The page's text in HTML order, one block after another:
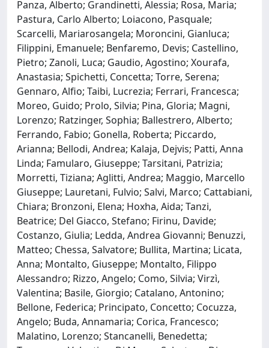
Panza, Alberto; Grandinetti, Alessia; Rosa, Maria;
Pastura, Carlo Alberto; Loiacono, Pasquale;
Scarcelli, Mariarosangela; Moroncini, Gianluca;
Filippini, Emanuele; Benfaremo, Devis; Castellino,
Pietro; Zanoli, Luca; Gaudio, Agostino; Xourafa,
Anastasia; Spichetti, Concetta; Torre, Serena;
Gennaro, Alfio; Taibi, Lucrezia; Ferrari, Francesca;
Moreo, Guido; Prolo, Silvia; Pina, Gloria; Magni,
Lorenzo; Ratzinger, Sophia; Ballestrero, Alberto;
Ferrando, Fabio; Gonella, Roberta; Piccardo,
Arianna; Bellodi, Andrea; Kalaja, Dejvis; Patti, Anna
Linda; Famularo, Giuseppe; Tarsitani, Patrizia;
Morretti, Tiziana; Aglitti, Andrea; Maggio, Marcello
Giuseppe; Lauretani, Fulvio; Salvi, Marco; Cattabiani,
Chiara; Bronzoni, Elena; Hoxha, Aida; Tanzi,
Beatrice; Del Giacco, Stefano; Firinu, Davide;
Costanzo, Giulia; Ledda, Andrea Giovanni; Benuzzi,
Matteo; Chessa, Salvatore; Bullita, Martina; Licata,
Anna; Montalto, Giuseppe; Montalto, Filippo
Alessandro; Rizzo, Angelo; Como, Silvia; Virzì,
Valentina; Basile, Giorgio; Catalano, Antonino;
Bellone, Federica; Principato, Concetto; Cocuzza,
Angelo; Buda, Annamaria; Corica, Francesco;
Malatino, Lorenzo; Stancanelli, Benedetta;